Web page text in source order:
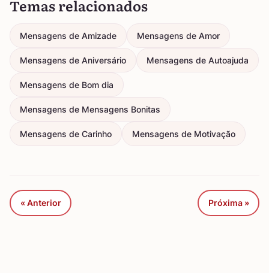
Temas relacionados
Mensagens de Amizade Mensagens de Amor
Mensagens de Aniversário Mensagens de Autoajuda
Mensagens de Bom dia
Mensagens de Mensagens Bonitas
Mensagens de Carinho Mensagens de Motivação
« Anterior Próxima »